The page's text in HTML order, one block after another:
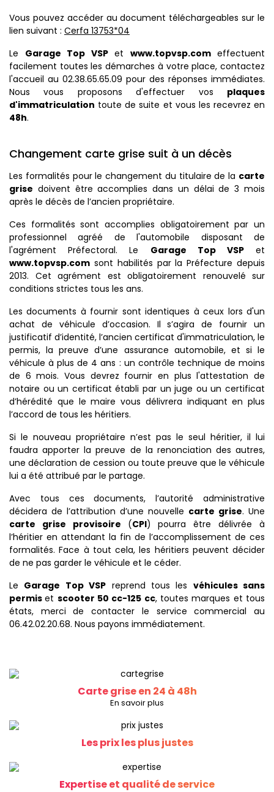
Vous pouvez accéder au document téléchargeables sur le
lien suivant : Cerfa 13753*04
Le Garage Top VSPet www.topvsp.comeffectuent
facilement toutes les démarches à votre place, contactez
l'accueil au 02.38.65.65.09 pour des réponses immédiates.
Nous vous proposons d'effectuer vos plaques
d'immatriculation toute de suite et vous les recevrez en
48h.
Changement carte grise suit à un décès
Les formalités pour le changement du titulaire de la carte
grise doivent être accomplies dans un délai de 3 mois
après le décès de l’ancien propriétaire.
Ces formalités sont accomplies obligatoirement par un
professionnel agréé de l'automobile disposant de
l'agrément Préfectoral. Le Garage Top VSPet
www.topvsp.com sont habilités par la Préfecture depuis
2013. Cet agrément est obligatoirement renouvelé sur
conditions strictes tous les ans.
Les documents à fournir sont identiques à ceux lors d'un
achat de véhicule d’occasion. Il s’agira de fournir un
justificatif d’identité, l’ancien certificat d'immatriculation, le
permis, la preuve d’une assurance automobile, et si le
véhicule à plus de 4 ans : un contrôle technique de moins
de 6 mois. Vous devrez fournir en plus l'attestation de
notaire ou un certificat établi par un juge ou un certificat
d’hérédité que le maire vous délivrera indiquant en plus
l’accord de tous les héritiers.
Si le nouveau propriétaire n’est pas le seul héritier, il lui
faudra apporter la preuve de la renonciation des autres,
une déclaration de cession ou toute preuve que le véhicule
lui a été attribué par le partage.
Avec tous ces documents, l’autorité administrative
décidera de l’attribution d’une nouvelle carte grise. Une
carte grise provisoire (CPI) pourra être délivrée à
l’héritier en attendant la fin de l’accomplissement de ces
formalités. Face à tout cela, les héritiers peuvent décider
de ne pas garder le véhicule et le céder.
Le Garage Top VSP reprend tous les véhicules sans
permiset scooter 50 cc-125 cc, toutes marques et tous
états, merci de contacter le service commercial au
06.42.02.20.68. Nous payons immédiatement.
Carte grise en 24 à 48h
En savoir plus
Les prix les plus justes
Expertise et qualité de service